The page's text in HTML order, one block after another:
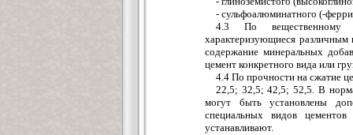
- сульфоалюминатного (-
4.3 По вещественному
характеризующиеся
содержание минеральных
цемент конкретного вида или
4.4 По прочности на сжатие
22,5; 32,5; 42,5; 52,5. В
могут быть установлены
специальных видов
устанавливают.